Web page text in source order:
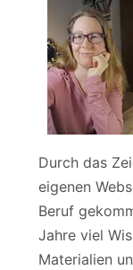
Durch das
eigenen
Beruf
Jahre viel
Materialien